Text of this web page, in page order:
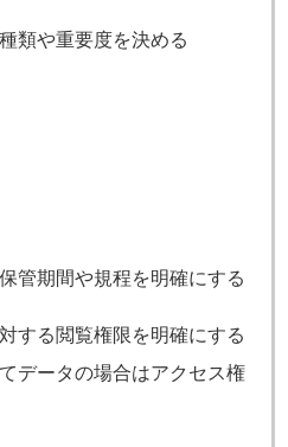
類や重要度を決める
管期間や規程を明確にする
する閲覧権限を明確にする
データの場合はアクセス権